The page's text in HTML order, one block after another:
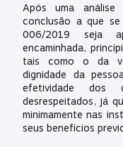
Após uma
conclusão a que
006/2019 seja
encaminhada,
tais como o da
dignidade da
efetividade dos
desrespeitados, já
minimamente nas
seus benefícios